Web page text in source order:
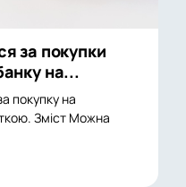
за покупки
на...
покупку на
Зміст Можна